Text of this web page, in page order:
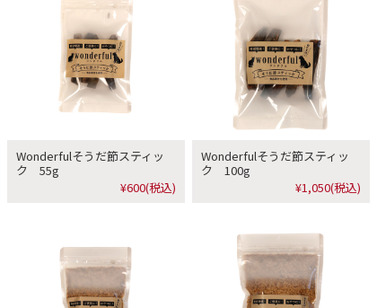
Wonderfulそうだ節スティッ
ク 55g
¥600(税込)
Wonderfulそうだ節スティッ
ク 100g
¥1,050(税込)